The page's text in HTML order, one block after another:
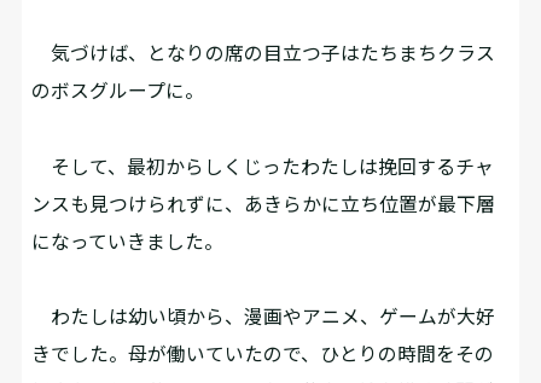
気づけば、となりの席の目立つ子はたちまちクラス
のボスグループに。
そして、最初からしくじったわたしは挽回するチャ
ンスも見つけられずに、あきらかに立ち位置が最下層
になっていきました。
わたしは幼い頃から、漫画やアニメ、ゲームが大好
きでした。母が働いていたので、ひとりの時間をその